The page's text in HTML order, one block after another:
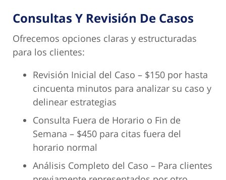
Consultas Y Revisión De Casos
Ofrecemos opciones claras y estructuradas
para los clientes:
Revisión Inicial del Caso – $150 por hasta
cincuenta minutos para analizar su caso y
delinear estrategias
Consulta Fuera de Horario o Fin de
Semana – $450 para citas fuera del
horario normal
Análisis Completo del Caso – Para clientes